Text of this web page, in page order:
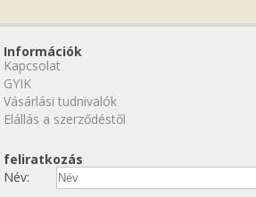
Információk
Kapcsolat
GYIK
Vásárlási tudnivalók
Elállás a szerződéstől
feliratkozás
Név: